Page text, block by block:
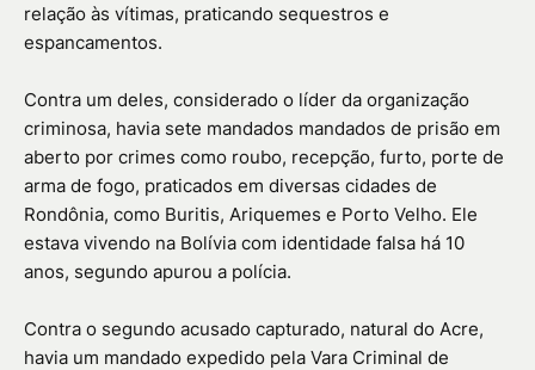
relação às vítimas, praticando sequestros e
espancamentos.
Contra um deles, considerado o líder da organização
criminosa, havia sete mandados mandados de prisão em
aberto por crimes como roubo, recepção, furto, porte de
arma de fogo, praticados em diversas cidades de
Rondônia, como Buritis, Ariquemes e Porto Velho. Ele
estava vivendo na Bolívia com identidade falsa há 10
anos, segundo apurou a polícia.
Contra o segundo acusado capturado, natural do Acre,
havia um mandado expedido pela Vara Criminal de